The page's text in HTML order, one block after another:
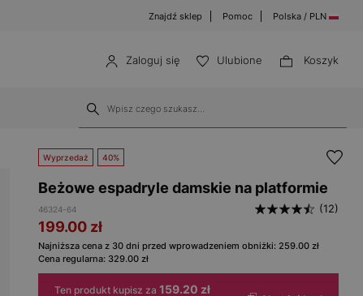
Znajdź sklep Pomoc Polska / PLN
Zaloguj się Ulubione Koszyk
Wyprzedaż 40%
Beżowe espadryle damskie na platformie
46324-64 (12)
199.00 zł
Najniższa cena z 30 dni przed wprowadzeniem obniżki: 259.00 zł
Cena regularna: 329.00 zł
Ten produkt kupisz za 159.20 zł